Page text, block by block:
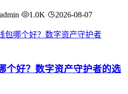
1.0K 2026-08-07
个好？数字资产守护者的选